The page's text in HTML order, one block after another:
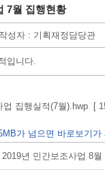
7월 집행현황
작성자 : 기획재정담당관
입니다.
업 집행실적(7월).hwp [
가 넘으면 바로보기가
2019년 민간보조사업 8월